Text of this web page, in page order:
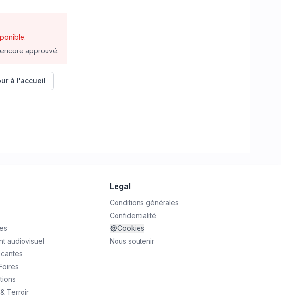
approuvé.
à l'accueil
audiovisuel
Terroir
Légal
Conditions générales
Confidentialité
Cookies
Nous soutenir